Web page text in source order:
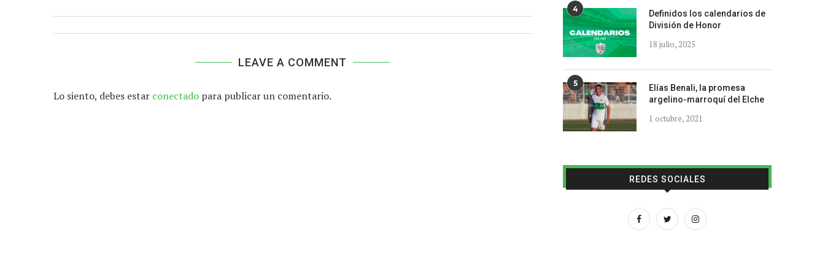
LEAVE A COMMENT
Lo siento, debes estar conectado para publicar un comentario.
4
Definidos los calendarios de
División de Honor
18 julio, 2025
5
Elías Benali, la promesa
argelino-marroquí del Elche
1 octubre, 2021
REDES SOCIALES